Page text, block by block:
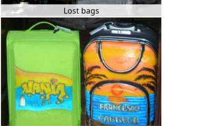
Lost bags